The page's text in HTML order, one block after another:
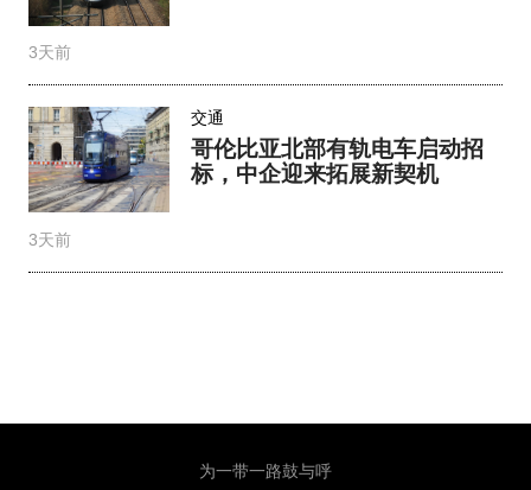
3天前
交通
哥伦比亚北部有轨电车启动招
标，中企迎来拓展新契机
3天前
为一带一路鼓与呼